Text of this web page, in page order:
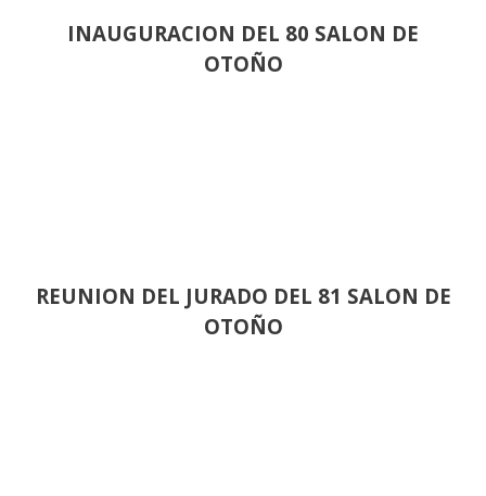
INAUGURACION DEL 80 SALON DE
OTOÑO
REUNION DEL JURADO DEL 81 SALON DE
OTOÑO